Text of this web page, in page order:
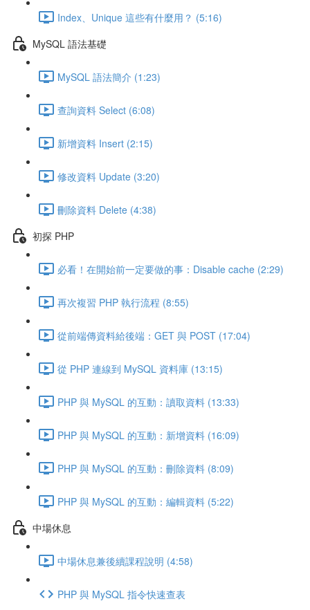
Index、Unique 這些有什麼用？ (5:16)
MySQL 語法基礎
MySQL 語法簡介 (1:23)
查詢資料 Select (6:08)
新增資料 Insert (2:15)
修改資料 Update (3:20)
刪除資料 Delete (4:38)
初探 PHP
必看！在開始前一定要做的事：Disable cache (2:29)
再次複習 PHP 執行流程 (8:55)
從前端傳資料給後端：GET 與 POST (17:04)
從 PHP 連線到 MySQL 資料庫 (13:15)
PHP 與 MySQL 的互動：讀取資料 (13:33)
PHP 與 MySQL 的互動：新增資料 (16:09)
PHP 與 MySQL 的互動：刪除資料 (8:09)
PHP 與 MySQL 的互動：編輯資料 (5:22)
中場休息
中場休息兼後續課程說明 (4:58)
PHP 與 MySQL 指令快速查表